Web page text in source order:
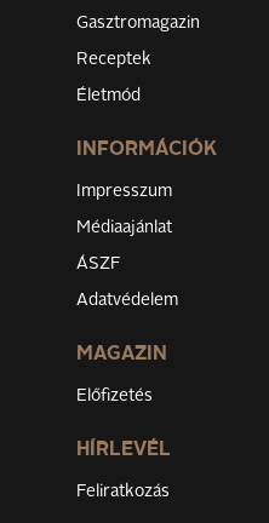
Gasztromagazin
Receptek
Életmód
INFORMÁCIÓK
Impresszum
Médiaajánlat
ÁSZF
Adatvédelem
MAGAZIN
Előfizetés
HÍRLEVÉL
Feliratkozás